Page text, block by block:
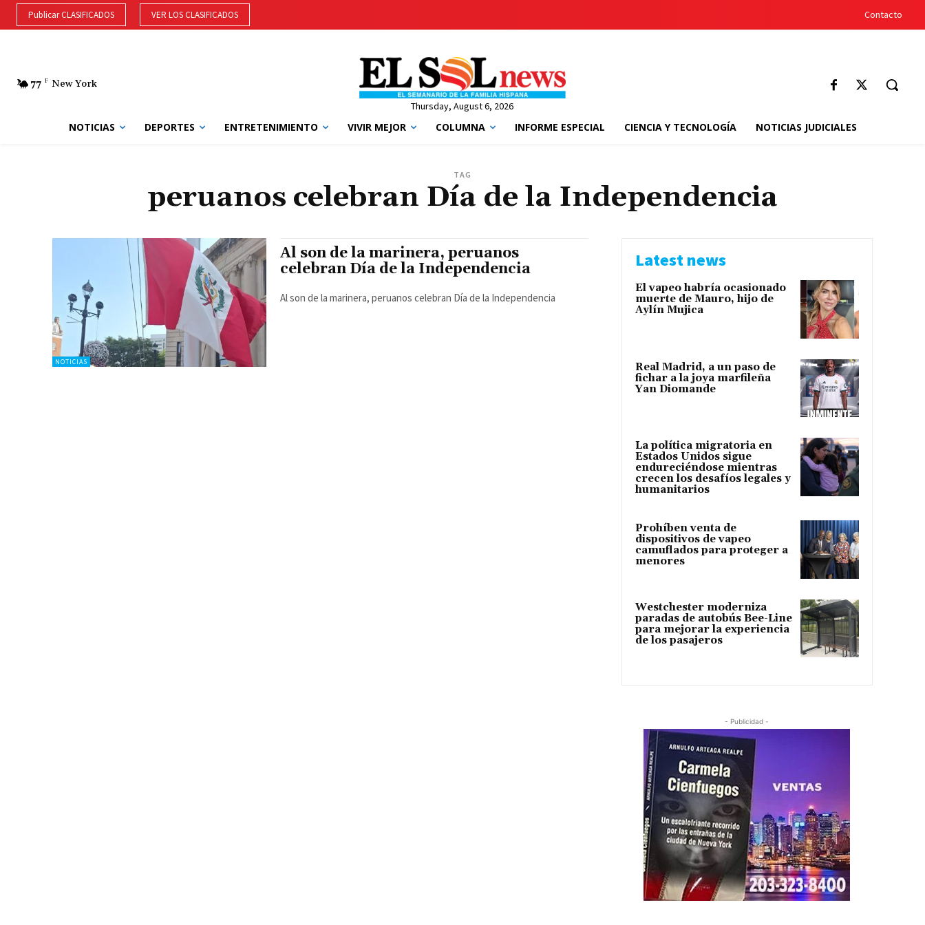
Publicar CLASIFICADOS VER LOS CLASIFICADOS Contacto
77 F New York
Thursday, August 6, 2026
NOTICIAS DEPORTES ENTRETENIMIENTO VIVIR MEJOR COLUMNA INFORME ESPECIAL CIENCIA Y TECNOLOGÍA NOTICIAS JUDICIALES
TAG
peruanos celebran Día de la Independencia
NOTICIAS
Al son de la marinera, peruanos
celebran Día de la Independencia
Al son de la marinera, peruanos celebran Día de la Independencia
Latest news
El vapeo habría ocasionado
muerte de Mauro, hijo de
Aylín Mujica
Real Madrid, a un paso de
fichar a la joya marfileña
Yan Diomande
La política migratoria en
Estados Unidos sigue
endureciéndose mientras
crecen los desafíos legales y
humanitarios
Prohíben venta de
dispositivos de vapeo
camuflados para proteger a
menores
Westchester moderniza
paradas de autobús Bee-Line
para mejorar la experiencia
de los pasajeros
- Publicidad -